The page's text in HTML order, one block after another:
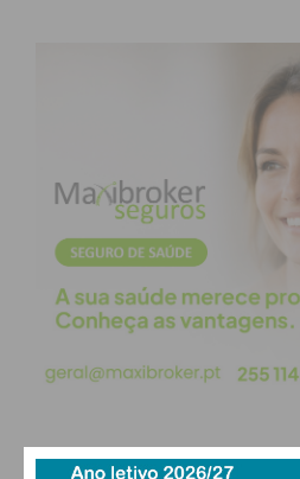
Subscreva a
Assine nossa
obtenha de forma
atualizada.